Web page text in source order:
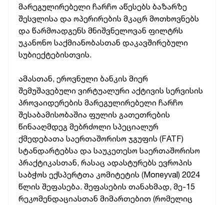
მარეგულირებელი ჩარჩო აწესებს ბაზარზე
შესვლისა და ოპერირების მკაცრ მოთხოვნებს
და წარმოადგენს მნიშვნელოვან ფილტრს
უკანონო საქმიანობასთან დაკავშირებული
სუბიექტებისთვის.
ამასთან, ეროვნული ბანკის მიერ
შემუშავებული ვირტუალური აქტივის სერვისის
პროვაიდერების მარეგულირებელი ჩარჩო
შესაბამისობაშია ფულის გათეთრების
წინააღმდეგ მებრძოლი სპეციალურ
ქმედებათა საერთაშორისო ჯგუფის (FATF)
სტანდარტებსა და საუკეთესო საერთაშორისო
პრაქტიკასთან, რასაც ადასტურებს ევროპის
საბჭოს ექსპერტთა კომიტეტის (Moneyval) 2024
წლის შეფასება. შეფასების თანახმად, მე-15
რეკომენდაციასთან მიმართებით (რომელიც